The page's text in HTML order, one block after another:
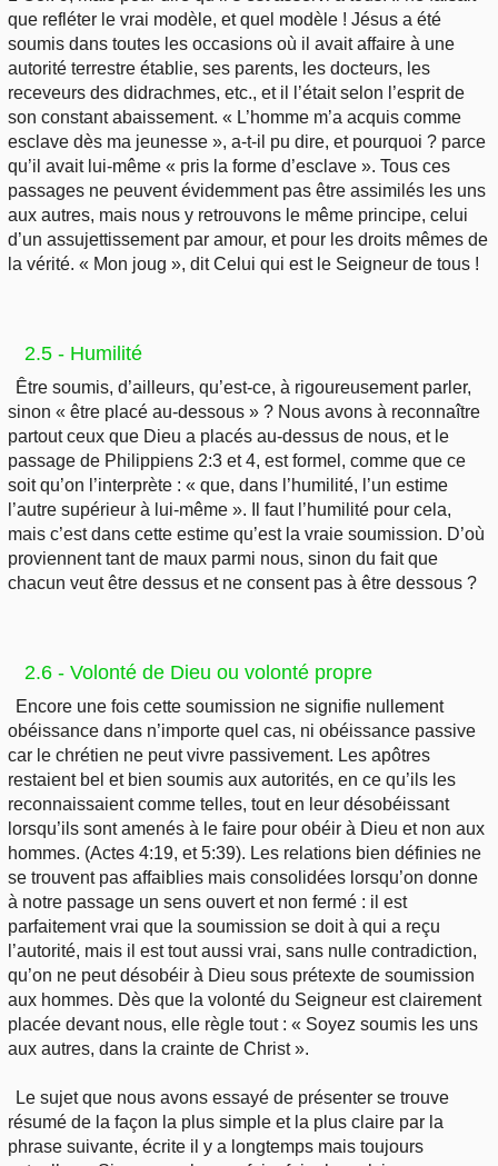
que refléter le vrai modèle, et quel modèle ! Jésus a été
soumis dans toutes les occasions où il avait affaire à une
autorité terrestre établie, ses parents, les docteurs, les
receveurs des didrachmes, etc., et il l’était selon l’esprit de
son constant abaissement. « L’homme m’a acquis comme
esclave dès ma jeunesse », a-t-il pu dire, et pourquoi ? parce
qu’il avait lui-même « pris la forme d’esclave ». Tous ces
passages ne peuvent évidemment pas être assimilés les uns
aux autres, mais nous y retrouvons le même principe, celui
d’un assujettissement par amour, et pour les droits mêmes de
la vérité. « Mon joug », dit Celui qui est le Seigneur de tous !
2.5 - Humilité
Être soumis, d’ailleurs, qu’est-ce, à rigoureusement parler,
sinon « être placé au-dessous » ? Nous avons à reconnaître
partout ceux que Dieu a placés au-dessus de nous, et le
passage de Philippiens 2:3 et 4, est formel, comme que ce
soit qu’on l’interprète : « que, dans l’humilité, l’un estime
l’autre supérieur à lui-même ». Il faut l’humilité pour cela,
mais c’est dans cette estime qu’est la vraie soumission. D’où
proviennent tant de maux parmi nous, sinon du fait que
chacun veut être dessus et ne consent pas à être dessous ?
2.6 - Volonté de Dieu ou volonté propre
Encore une fois cette soumission ne signifie nullement
obéissance dans n’importe quel cas, ni obéissance passive
car le chrétien ne peut vivre passivement. Les apôtres
restaient bel et bien soumis aux autorités, en ce qu’ils les
reconnaissaient comme telles, tout en leur désobéissant
lorsqu’ils sont amenés à le faire pour obéir à Dieu et non aux
hommes. (Actes 4:19, et 5:39). Les relations bien définies ne
se trouvent pas affaiblies mais consolidées lorsqu’on donne
à notre passage un sens ouvert et non fermé : il est
parfaitement vrai que la soumission se doit à qui a reçu
l’autorité, mais il est tout aussi vrai, sans nulle contradiction,
qu’on ne peut désobéir à Dieu sous prétexte de soumission
aux hommes. Dès que la volonté du Seigneur est clairement
placée devant nous, elle règle tout : « Soyez soumis les uns
aux autres, dans la crainte de Christ ».
Le sujet que nous avons essayé de présenter se trouve
résumé de la façon la plus simple et la plus claire par la
phrase suivante, écrite il y a longtemps mais toujours